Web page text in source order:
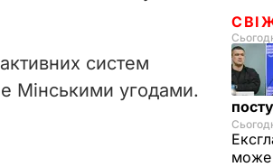
систем
Мінськими угодами.
може